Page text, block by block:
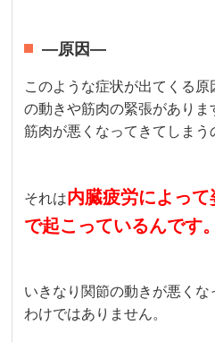
—原因—
このような症状が出てくる
の動きや筋肉の緊張があり
筋肉が悪くなってきてしまう
それは内臓疲労によっ
で起こっているんです。
いきなり関節の動きが悪く
わけではありません。